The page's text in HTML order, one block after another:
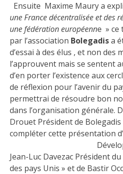
Ensuite Maxime Maury a
une France décentralisée et des
une fédération européenne » ce
par l’association Bolegadisa
d’essai à des élus , et non des
l’approuvent mais se sentent
d’en porter l’existence aux
de réflexion pour l’avenir du
permettrai de résoudre bon
dans l’organisation générale.
Drouet Président de Bolegadis
compléter cette présentation
Développé et
Jean-Luc Davezac Président
des pays Unis » et de Bastir